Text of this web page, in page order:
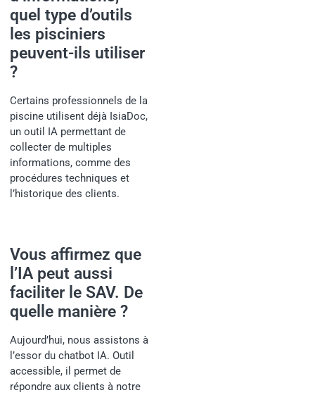
quel type d’outils
les pisciniers
peuvent-ils utiliser
?
Certains professionnels de la
piscine utilisent déjà IsiaDoc,
un outil IA permettant de
collecter de multiples
informations, comme des
procédures techniques et
l’historique des clients.
Vous affirmez que
l’IA peut aussi
faciliter le SAV. De
quelle manière ?
Aujourd’hui, nous assistons à
l’essor du chatbot IA. Outil
accessible, il permet de
répondre aux clients à notre